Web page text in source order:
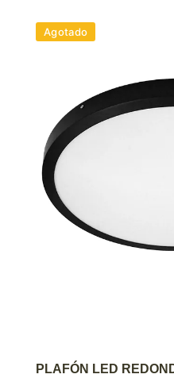
Agotado
PLAFÓN LED